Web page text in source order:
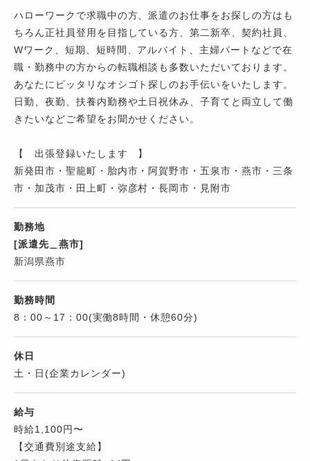
ハローワークで求職中の方、派遣のお仕事をお探しの方はも
ちろん正社員登用を目指している方、第二新卒、契約社員、
Wワーク、短期、短時間、アルバイト、主婦パートなどで在
職・勤務中の方からの転職相談も多数いただいております。
あなたにピッタリなオシゴト探しのお手伝いをいたします。
日勤、夜勤、扶養内勤務や土日祝休み、子育てと両立して働
きたいなどご希望をお聞かせください。
【 出張登録いたします 】
新発田市・聖籠町・胎内市・阿賀野市・五泉市・燕市・三条
市・加茂市・田上町・弥彦村・長岡市・見附市
勤務地
[派遣先＿燕市]
新潟県燕市
勤務時間
8：00～17：00(実働8時間・休憩60分)
休日
土・日(企業カレンダー)
給与
時給1,100円〜
【交通費別途支給】